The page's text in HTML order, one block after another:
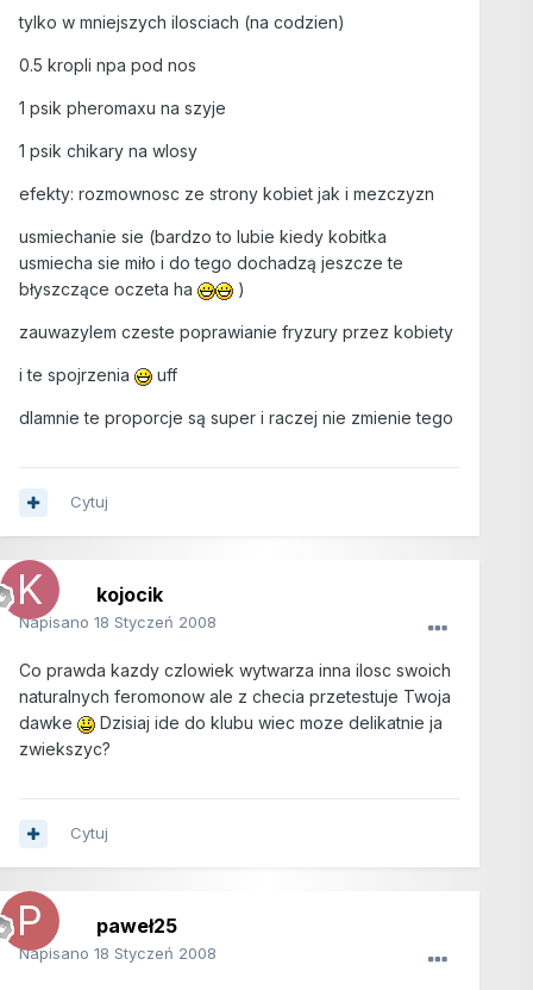
tylko w mniejszych ilosciach (na codzien)
0.5 kropli npa pod nos
1 psik pheromaxu na szyje
1 psik chikary na wlosy
efekty: rozmownosc ze strony kobiet jak i mezczyzn
usmiechanie sie (bardzo to lubie kiedy kobitka
usmiecha sie miło i do tego dochadzą jeszcze te
błyszczące oczeta ha
)
zauwazylem czeste poprawianie fryzury przez kobiety
i te spojrzenia uff
dlamnie te proporcje są super i raczej nie zmienie tego
Cytuj
kojocik
Napisano 18 Styczeń 2008
Co prawda kazdy czlowiek wytwarza inna ilosc swoich
naturalnych feromonow ale z checia przetestuje Twoja
dawke
Dzisiaj ide do klubu wiec moze delikatnie ja
zwiekszyc?
Cytuj
paweł25
Napisano 18 Styczeń 2008